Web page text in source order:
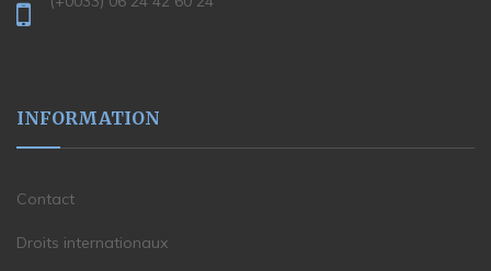
INFORMATION
Contact
Droits internationaux